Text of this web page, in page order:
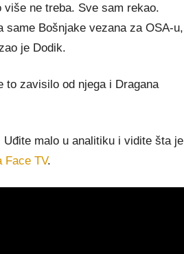
ne treba. Sve sam rekao.
same Bošnjake vezana za OSA-u,
je Dodik.
to zavisilo od njega i Dragana
malo u analitiku i vidite šta je
Face TV.